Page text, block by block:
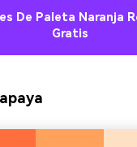
De Paleta Naranja
Gratis